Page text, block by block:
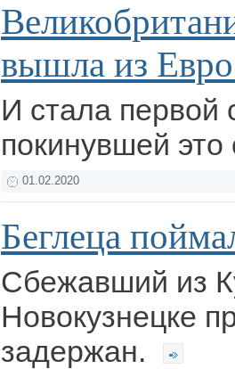
вышла из
И стала первой
покинувшей
01.02.2020
Беглеца
Сбежавший из
Новокузнецке
задержан.